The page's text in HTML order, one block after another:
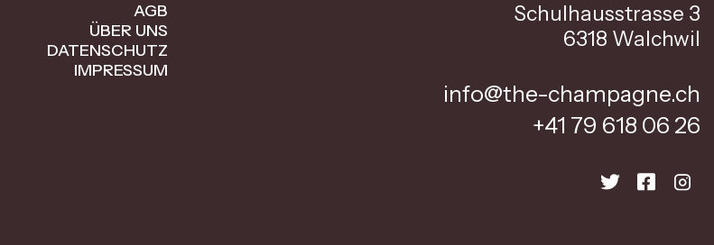
AGB
ÜBER UNS
DATENSCHUTZ
IMPRESSUM
Schulhausstrasse 3
6318 Walchwil
info@the-champagne.ch
+41 79 618 06 26